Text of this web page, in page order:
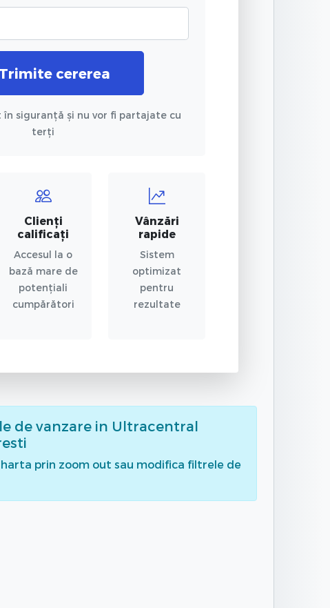
Trimite cererea
siguranță și nu vor fi partajate cu
terți
Clienți
calificați
Accesul la o
bază mare de
potențiali
cumpărători
Vânzări
rapide
Sistem
optimizat
pentru
rezultate
de vanzare in Ultracentral
prin zoom out sau modifica filtrele de